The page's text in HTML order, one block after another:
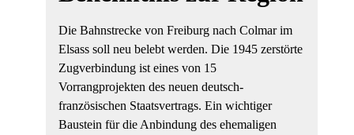
Die Bahnstrecke von Freiburg nach Colmar im
Elsass soll neu belebt werden. Die 1945 zerstörte
Zugverbindung ist eines von 15
Vorrangprojekten des neuen deutsch-
französischen Staatsvertrags. Ein wichtiger
Baustein für die Anbindung des ehemaligen